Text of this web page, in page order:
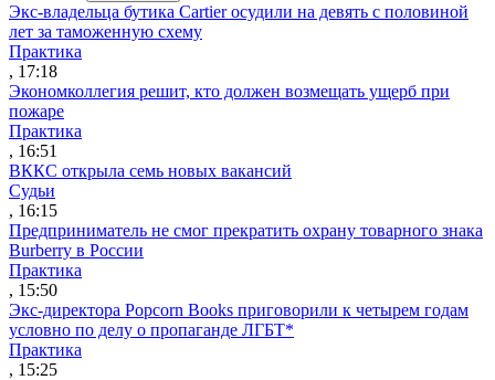
Экс-владельца бутика Cartier осудили на девять с половиной
лет за таможенную схему
Практика
, 17:18
Экономколлегия решит, кто должен возмещать ущерб при
пожаре
Практика
, 16:51
ВККС открыла семь новых вакансий
Судьи
, 16:15
Предприниматель не смог прекратить охрану товарного знака
Burberry в России
Практика
, 15:50
Экс-директора Popcorn Books приговорили к четырем годам
условно по делу о пропаганде ЛГБТ*
Практика
, 15:25